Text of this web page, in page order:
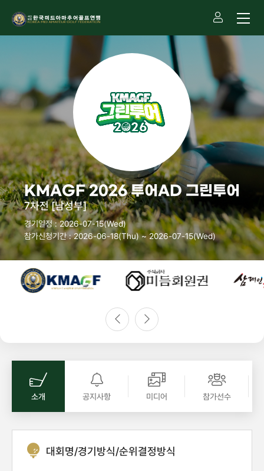
KMAGF 2026 투어AD 그린투어
7차전 [남성부]
경기일정 : 2026-07-15(Wed)
참가신청기간 : 2026-06-18(Thu) ~ 2026-07-15(Wed)
소개 공지사항 미디어 참가선수
대회명/경기방식/순위결정방식